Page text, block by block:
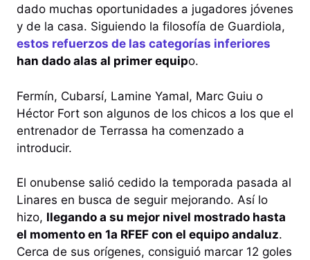
dado muchas oportunidades a jugadores jóvenes
y de la casa. Siguiendo la filosofía de Guardiola,
estos refuerzos de las categorías inferiores
han dado alas al primer equipo.
Fermín, Cubarsí, Lamine Yamal, Marc Guiu o
Héctor Fort son algunos de los chicos a los que el
entrenador de Terrassa ha comenzado a
introducir.
El onubense salió cedido la temporada pasada al
Linares en busca de seguir mejorando. Así lo
hizo, llegando a su mejor nivel mostrado hasta
el momento en 1a RFEF con el equipo andaluz.
Cerca de sus orígenes, consiguió marcar 12 goles